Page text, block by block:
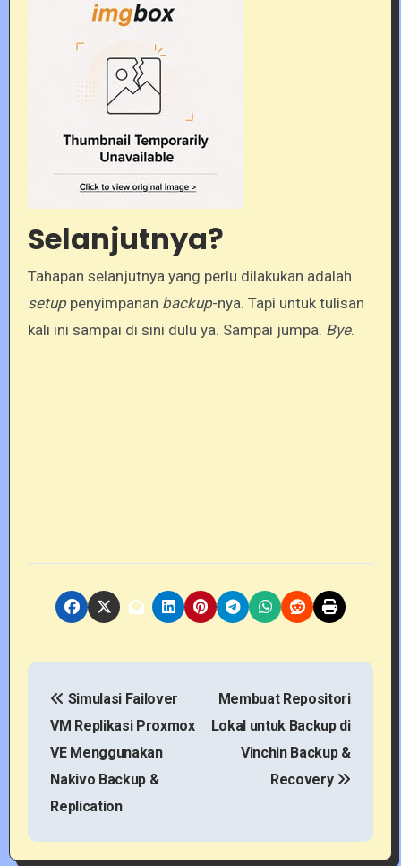
Selanjutnya?
Tahapan selanjutnya yang perlu dilakukan adalah
setuppenyimpanan backup-nya. Tapi untuk tulisan
kali ini sampai di sini dulu ya. Sampai jumpa. Bye.
P
n
Simulasi Failover
VM Replikasi Proxmox
VE Menggunakan
Nakivo Backup &
Replication
Membuat Repositori
Lokal untuk Backup di
Vinchin Backup &
Recovery